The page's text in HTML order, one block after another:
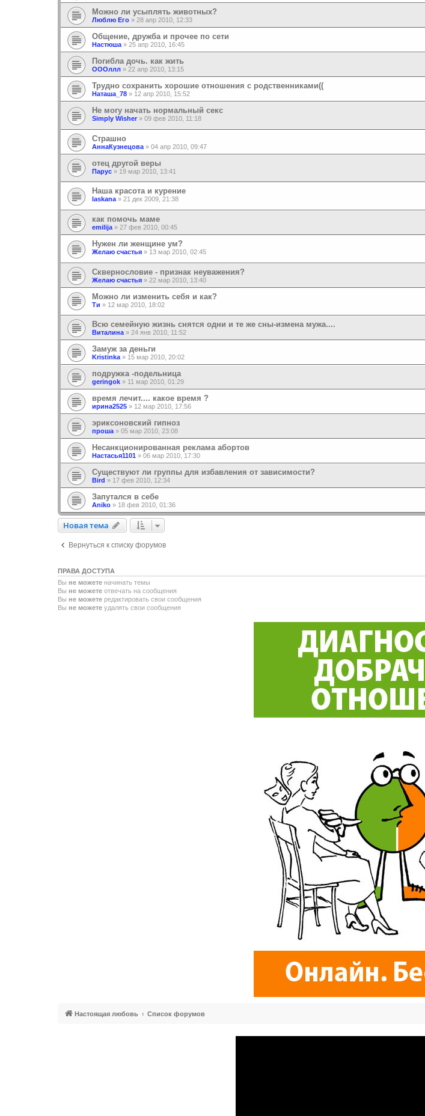
Можно ли усыплять животных?
Люблю Его » 28 апр 2010, 12:33
Общение, дружба и прочее по сети
Настюша » 25 апр 2010, 16:45
Погибла дочь. как жить
ОООллл » 22 апр 2010, 13:15
Трудно сохранить хорошие отношения с родственниками((
Наташа_78 » 12 апр 2010, 15:52
Не могу начать нормальный секс
Simply Wisher » 09 фев 2010, 11:18
Страшно
АннаКузнецова » 04 апр 2010, 09:47
отец другой веры
Парус » 19 мар 2010, 13:41
Наша красота и курение
laskana» 21 дек 2009, 21:38
как помочь маме
emilija » 27 фев 2010, 00:45
Нужен ли женщине ум?
Желаю счастья » 13 мар 2010, 02:45
Сквернословие - признак неуважения?
Желаю счастья » 22 мар 2010, 13:40
Можно ли изменить себя и как?
Ти » 12 мар 2010, 18:02
Всю семейную жизнь снятся одни и те же сны-измена мужа....
Виталина» 24 янв 2010, 11:52
Замуж за деньги
Kristinka» 15 мар 2010, 20:02
подружка -подельница
geringok » 11 мар 2010, 01:29
время лечит.... какое время ?
ирина2525 » 12 мар 2010, 17:56
эриксоновский гипноз
проша» 05 мар 2010, 23:08
Несанкционированная реклама абортов
Настасья1101 » 06 мар 2010, 17:30
Существуют ли группы для избавления от зависимости?
Bird » 17 фев 2010, 12:34
Запутался в себе
Aniko » 18 фев 2010, 01:36
Новая тема
Новаятема
Вернуться к списку форумов
ПРАВА ДОСТУПА
Вы не можете начинать темы
Вы не можете отвечать на сообщения
Вы не можете редактировать свои сообщения
Вы не можете удалять свои сообщения
Настоящая любовь Список форумов